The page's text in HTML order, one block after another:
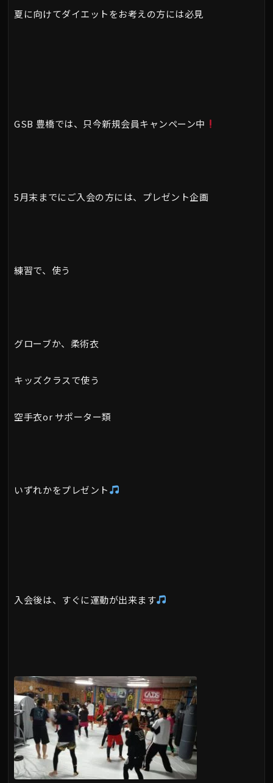
夏に向けてダイエットをお考えの方には必見
GSB 豊橋では、只今新規会員キャンペーン中
5月末までにご入会の方には、プレゼント企画
練習で、使う
グローブか、柔術衣
キッズクラスで使う
空手衣or サポーター類
いずれかをプレゼント
入会後は、すぐに運動が出来ます